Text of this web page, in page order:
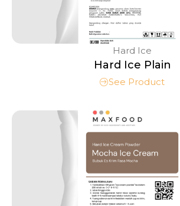
Hard Ice
Hard Ice Plain
See Product